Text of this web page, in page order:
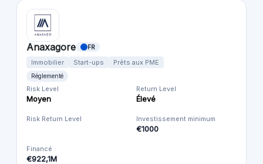
Anaxagore FR
Immobilier Start-ups Prêts aux PME
Réglementé
Risk Level
Moyen
Return Level
Élevé
Risk Return Level Investissement minimum
€1000
Financé
€922,1M